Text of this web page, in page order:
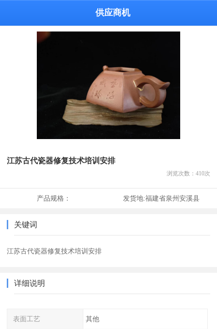
供应商机
江苏古代瓷器修复技术培训安排
浏览次数： 410次
产品规格： 发货地:福建省泉州安溪县
关键词
江苏古代瓷器修复技术培训安排
详细说明
表面工艺 其他